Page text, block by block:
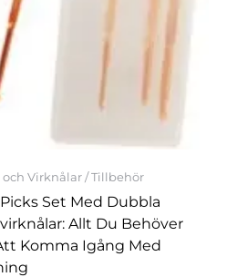
och Virknålar / Tillbehör
Set Med Dubbla
Allt Du Behöver
Komma Igång Med